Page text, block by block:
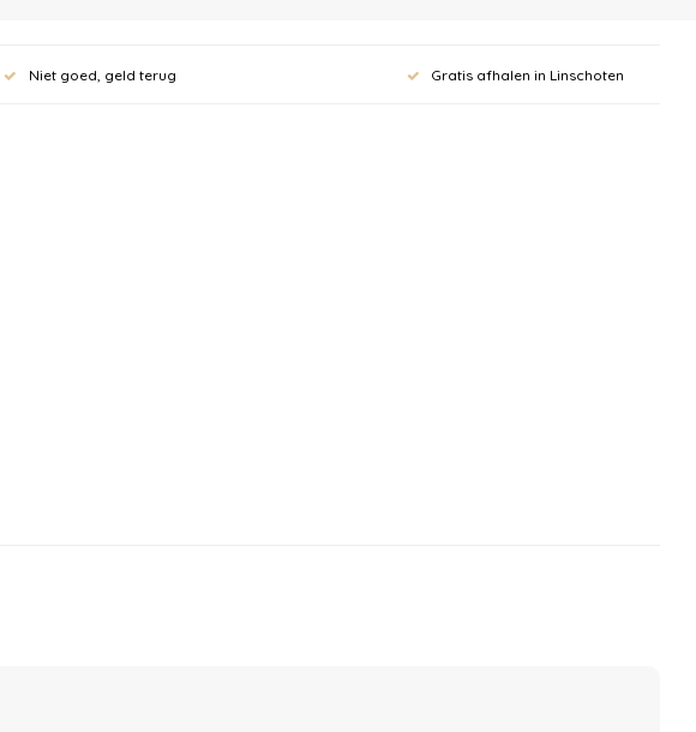
Niet goed, geld terug Gratis afhalen in Linschoten